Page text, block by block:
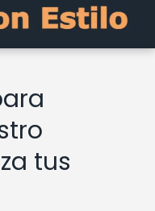
tus